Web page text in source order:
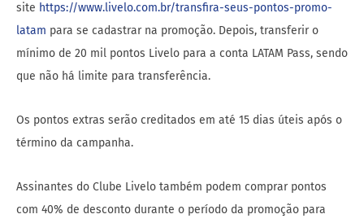
site https://www.livelo.com.br/transfira-seus-pontos-promo-
latam para se cadastrar na promoção. Depois, transferir o
mínimo de 20 mil pontos Livelo para a conta LATAM Pass, sendo
que não há limite para transferência.
Os pontos extras serão creditados em até 15 dias úteis após o
término da campanha.
Assinantes do Clube Livelo também podem comprar pontos
com 40% de desconto durante o período da promoção para